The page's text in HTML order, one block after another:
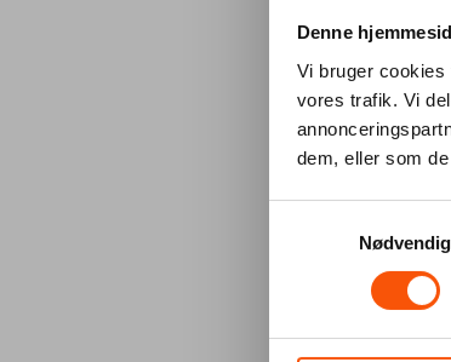
Denne
Vi bruger
vores trafik. Vi
dem, eller som
Nødvendig